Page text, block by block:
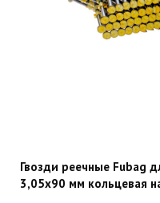
Гвозди реечные Fubag
3,05х90 мм кольцевая